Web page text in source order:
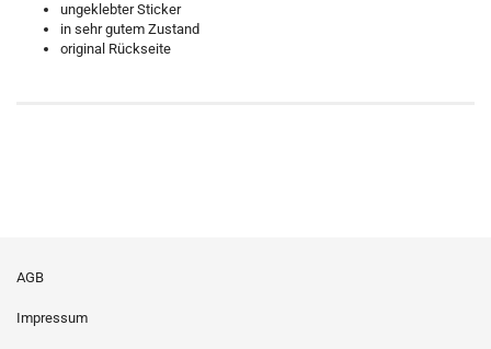
ungeklebter Sticker
in sehr gutem Zustand
original Rückseite
AGB
Impressum